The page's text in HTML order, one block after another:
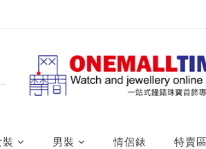
男裝 情侶錶 特賣區